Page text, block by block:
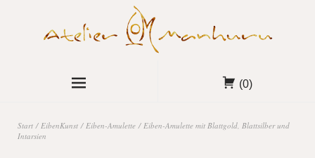
(0)
Start / EibenKunst / Eiben-Amulette / Eiben-Amulette mit Blattgold, Blattsilber und
Intarsien